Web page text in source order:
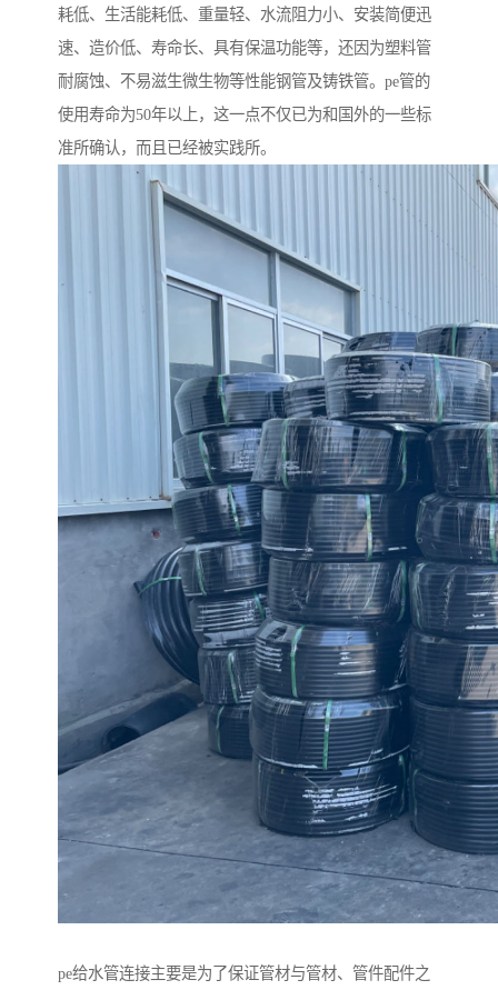
耗低、生活能耗低、重量轻、水流阻力小、安装简便迅
速、造价低、寿命长、具有保温功能等，还因为塑料管
耐腐蚀、不易滋生微生物等性能钢管及铸铁管。pe管的
使用寿命为50年以上，这一点不仅已为和国外的一些标
准所确认，而且已经被实践所。
pe给水管连接主要是为了保证管材与管材、管件配件之